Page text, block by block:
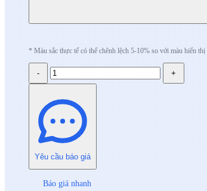
* Màu sắc thực tế có thể chênh lệch 5-10% so với màu hiển
- +
Yêu cầu báo giá
Báo giá nhanh